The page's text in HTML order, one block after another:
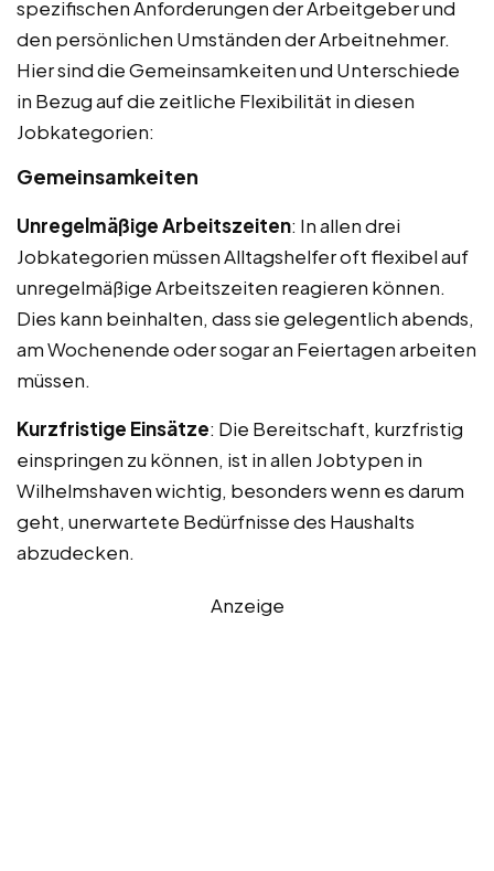
spezifischen Anforderungen der Arbeitgeber und
den persönlichen Umständen der Arbeitnehmer.
Hier sind die Gemeinsamkeiten und Unterschiede
in Bezug auf die zeitliche Flexibilität in diesen
Jobkategorien:
Gemeinsamkeiten
Unregelmäßige Arbeitszeiten: In allen drei
Jobkategorien müssen Alltagshelfer oft flexibel auf
unregelmäßige Arbeitszeiten reagieren können.
Dies kann beinhalten, dass sie gelegentlich abends,
am Wochenende oder sogar an Feiertagen arbeiten
müssen.
Kurzfristige Einsätze: Die Bereitschaft, kurzfristig
einspringen zu können, ist in allen Jobtypen in
Wilhelmshaven wichtig, besonders wenn es darum
geht, unerwartete Bedürfnisse des Haushalts
abzudecken.
Anzeige